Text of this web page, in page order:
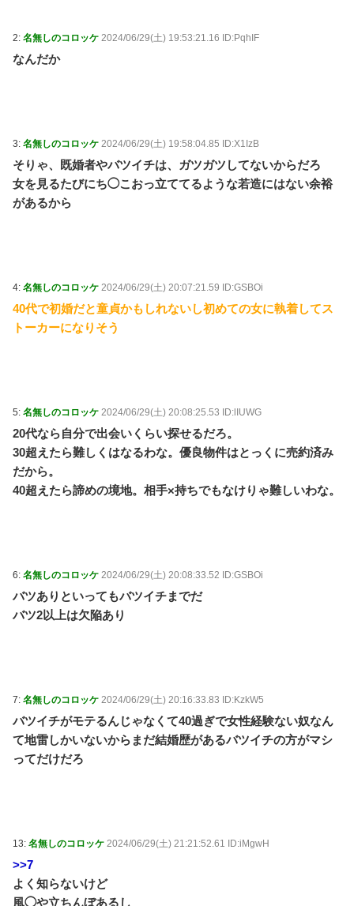
我が家・杉山裕之、自力歩行できるまで回復！退院を
報告 / おまとめアンテナ
2: 名無しのコロッケ 2024/06/29(土) 19:53:21.16 ID:PqhIF
なんだか
3: 名無しのコロッケ 2024/06/29(土) 19:58:04.85 ID:X1IzB
そりゃ、既婚者やバツイチは、ガツガツしてないからだろ
女を見るたびにち◯こおっ立ててるような若造にはない余裕
があるから
4: 名無しのコロッケ 2024/06/29(土) 20:07:21.59 ID:GSBOi
40代で初婚だと童貞かもしれないし初めての女に執着してス
トーカーになりそう
5: 名無しのコロッケ 2024/06/29(土) 20:08:25.53 ID:lIUWG
20代なら自分で出会いくらい探せるだろ。
30超えたら難しくはなるわな。優良物件はとっくに売約済み
だから。
40超えたら諦めの境地。相手×持ちでもなけりゃ難しいわな。
6: 名無しのコロッケ 2024/06/29(土) 20:08:33.52 ID:GSBOi
バツありといってもバツイチまでだ
バツ2以上は欠陥あり
7: 名無しのコロッケ 2024/06/29(土) 20:16:33.83 ID:KzkW5
バツイチがモテるんじゃなくて40過ぎで女性経験ない奴なん
て地雷しかいないからまだ結婚歴があるバツイチの方がマシ
ってだけだろ
13: 名無しのコロッケ 2024/06/29(土) 21:21:52.61 ID:iMgwH
>>7
よく知らないけど
風◯や立ちんぼあるし